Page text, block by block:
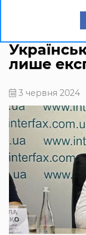
лише
3 червня 2024